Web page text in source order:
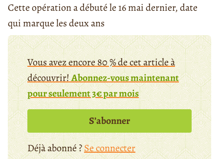
Cette opération a débuté le 16 mai dernier, date
qui marque les deux ans
Vous avez encore 80 % de cet article à
découvrir!Abonnez-vous maintenant
pour seulement 3€ par mois
S’abonner
Déjà abonné ?Se connecter